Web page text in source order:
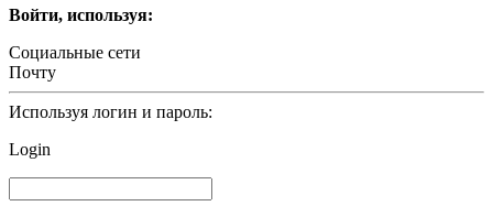
Войти, используя:
Социальные сети
Почту
Используя логин и пароль:
Login